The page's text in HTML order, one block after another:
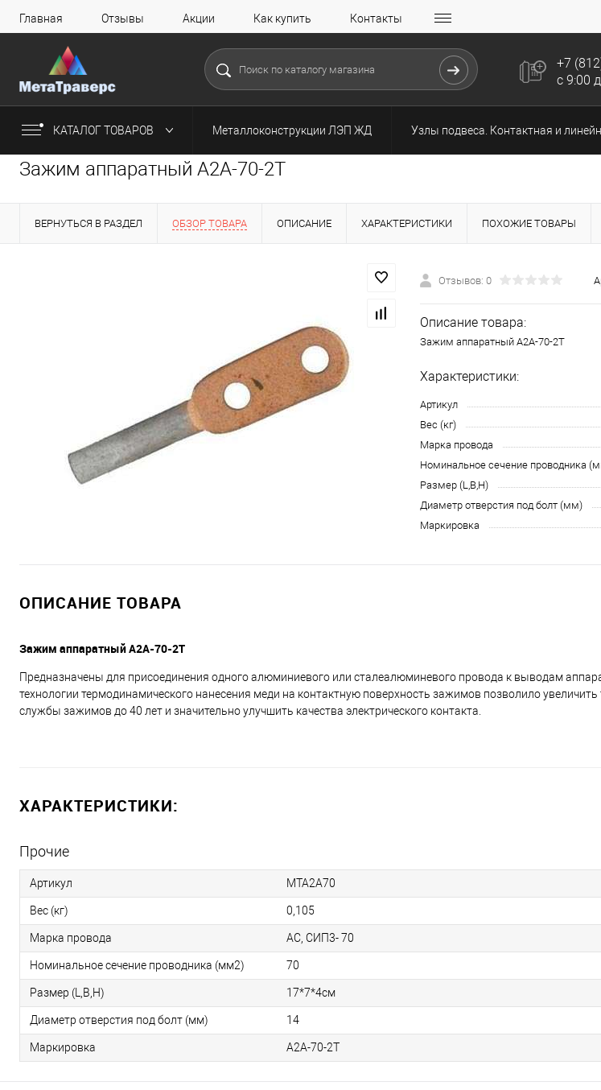
Главная Отзывы Акции Как купить Контакты
+7
с 9:00
КАТАЛОГ ТОВАРОВ Металлоконструкции ЛЭП ЖД Узлы подвеса. Контактная и
Зажим аппаратный А2А-70-2Т
ВЕРНУТЬСЯ В РАЗДЕЛ ОБЗОР ТОВАРА ОПИСАНИЕ ХАРАКТЕРИСТИКИ ПОХОЖИЕ ТОВАРЫ
Отзывов: 0
Описание товара:
Зажим аппаратный А2А-70-2Т
Характеристики:
Артикул
Вес (кг)
Марка провода
Номинальное сечение проводника
Размер (L,B,H)
Диаметр отверстия под болт (мм)
Маркировка
ОПИСАНИЕ ТОВАРА
Зажим аппаратный А2А-70-2Т
Предназначены для присоединения одного алюминиевого или сталеалюминевого провода к выводам
технологии термодинамического нанесения меди на контактную поверхность зажимов позволило
службы зажимов до 40 лет и значительно улучшить качества электрического контакта.
ХАРАКТЕРИСТИКИ:
Прочие
Артикул МТА2А70
Вес (кг) 0,105
Марка провода АС, СИП3- 70
Номинальное сечение проводника (мм2) 70
Размер (L,B,H) 17*7*4см
Диаметр отверстия под болт (мм) 14
Маркировка А2А-70-2Т